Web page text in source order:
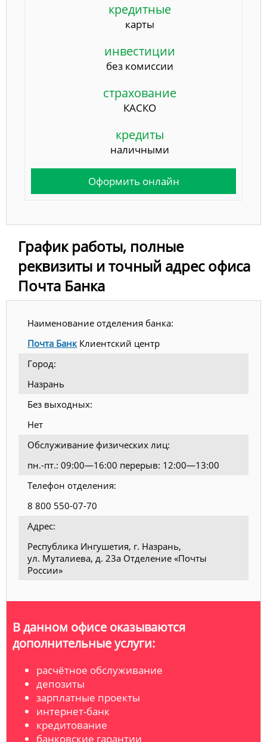
кредитные
карты
инвестиции
без комиссии
страхование
КАСКО
кредиты
наличными
Оформить онлайн
График работы, полные
реквизиты и точный адрес офиса
Почта Банка
Наименование отделения банка:
Почта БанкКлиентский центр
Город:
Назрань
Без выходных:
Нет
Обслуживание физических лиц:
пн.-пт.: 09:00—16:00 перерыв: 12:00—13:00
Телефон отделения:
8 800 550-07-70
Адрес:
Республика Ингушетия, г. Назрань,
ул. Муталиева, д. 23а Отделение «Почты
России»
В данном офисе оказываются
дополнительные услуги:
расчётное обслуживание
депозиты
зарплатные проекты
интернет-банк
кредитование
банковские гарантии